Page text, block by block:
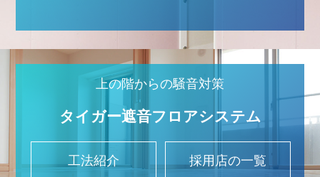
タイガー遮音フロアシステム
上の階からの騒音対策
工法紹介 採用店の一覧